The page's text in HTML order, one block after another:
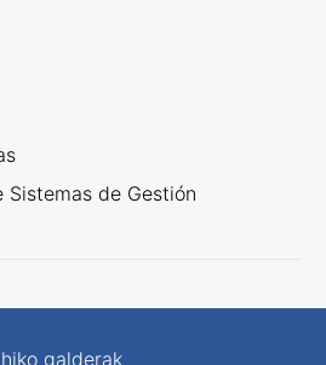
de Gestión
galderak